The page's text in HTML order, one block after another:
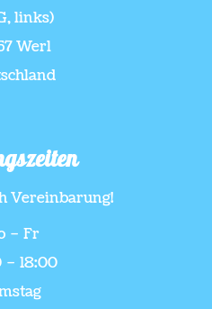
links)
Werl
Vereinbarung!
– Fr
– 18:00